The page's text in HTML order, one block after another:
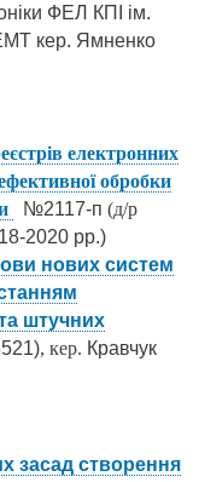
ФЕЛ КПІ ім.
кер. Ямненко
електронних
обробки
№2117-п (д/р
2020 рр.)
нових систем
штучних
, кер. Кравчук
засад створення